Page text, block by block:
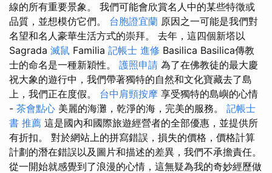
線的所有重要景象。 我們可能會欣賞名人中的某些特徵或
品質，並想模仿它們。 台胞證宜蘭 原因之一可能是我們對
名望和名人豪華生活方式的崇拜。 去年，這四個新塔以
Sagrada 滅鼠 Familia 記帳士 進修 Basilica Basilica傳教
士的命名是一種新穎性。 護照申請 為了在佛教徒的最大慶
祝大象的遊行中，我們帶著獨特的自然和文化寶藏去了島
上，我們正在度假。 台中肩頸按摩 享受獨特的島嶼的心情
- 茶會點心 美麗的海灘，乾淨的海，完美的服務。 記帳士
書 推薦 這是國內和國際旅遊經營者的全部優惠，並提供所
有折扣。 對於網站上的拼寫錯誤，損失的價格，價格計算
計劃的潛在錯誤以及圖片和描述的差異，我們不承擔責任。
從一開始就感覺到了浪漫的心情，這無疑為我的奇妙經歷做